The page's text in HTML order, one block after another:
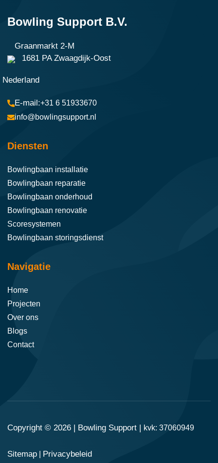
Bowling Support B.V.
Graanmarkt 2-M
1681 PA Zwaagdijk-Oost
Nederland
+31 6 51933670
info@bowlingsupport.nl
Diensten
Bowlingbaan installatie
Bowlingbaan reparatie
Bowlingbaan onderhoud
Bowlingbaan renovatie
Scoresystemen
Bowlingbaan storingsdienst
Navigatie
Home
Projecten
Over ons
Blogs
Contact
Copyright © 2026 | Bowling Support kvk: 37060949
Sitemap Privacybeleid